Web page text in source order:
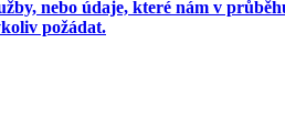
nebo údaje, které nám v
požádat.